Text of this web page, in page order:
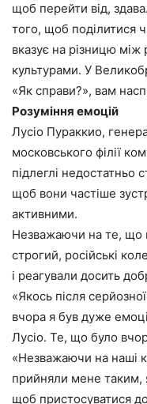
щоб перейти від,
того, щоб поділитися
вказує на різницю між
культурами. У
«Як справи?», вам
Розуміння емоцій
Лусіо Пураккио,
московського філії
підлеглі недостатньо
щоб вони частіше
активними.
Незважаючи на те, що
строгий, російські
і реагували досить
«Якось після
вчора я був дуже
Лусіо. Те, що було
«Незважаючи на наші
прийняли мене таким,
щоб пристосуватися